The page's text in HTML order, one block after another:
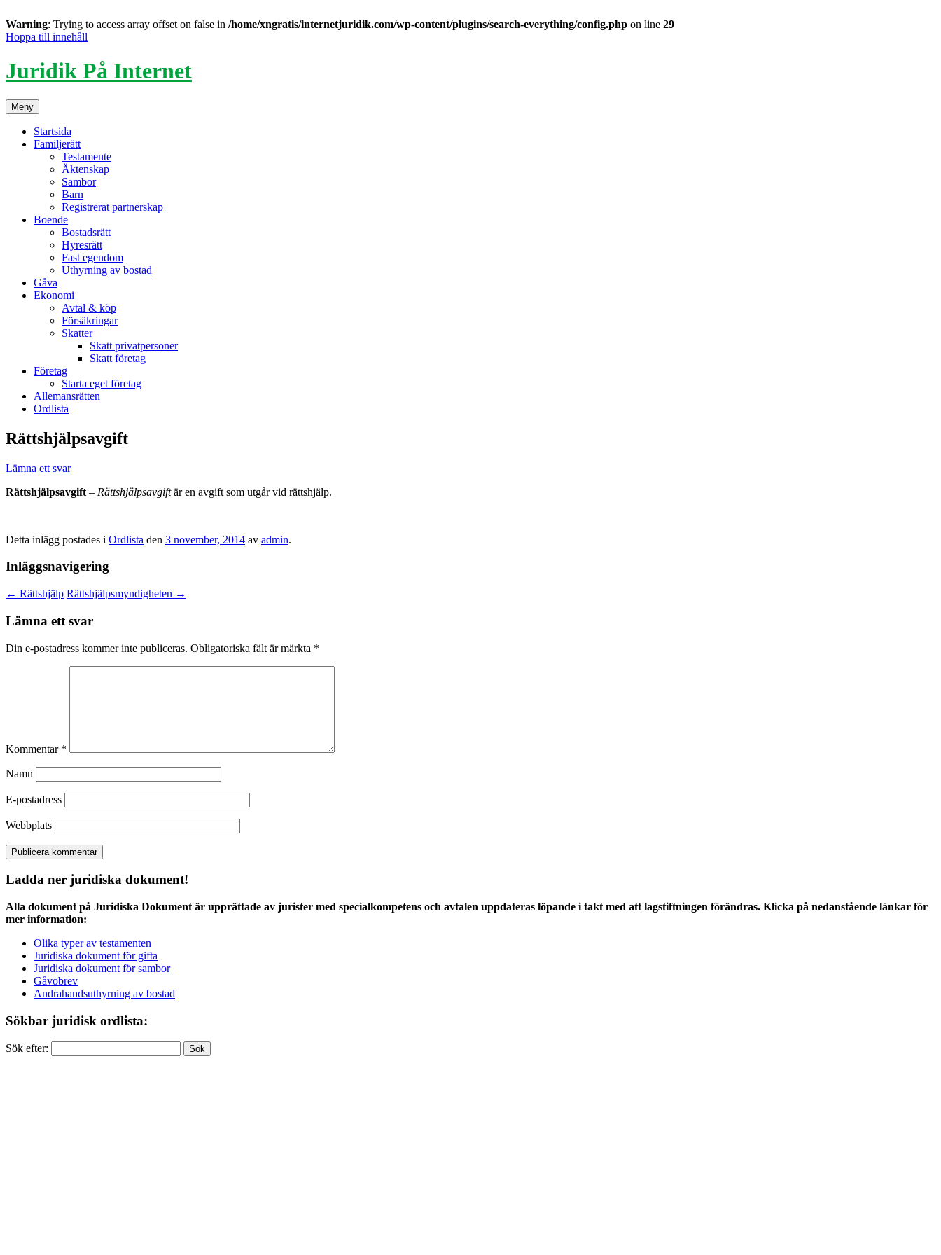
Warning: Trying to access array offset on false in /home/xngratis/internetjuridik.com/wp-content/plugins/search-everything/config.php on line 29
Hoppa till innehåll
Juridik På Internet
Meny
Startsida
Familjerätt
Testamente
Äktenskap
Sambor
Barn
Registrerat partnerskap
Boende
Bostadsrätt
Hyresrätt
Fast egendom
Uthyrning av bostad
Gåva
Ekonomi
Avtal & köp
Försäkringar
Skatter
Skatt privatpersoner
Skatt företag
Företag
Starta eget företag
Allemansrätten
Ordlista
Rättshjälpsavgift
Lämna ett svar
Rättshjälpsavgift – Rättshjälpsavgiftär en avgift som utgår vid rättshjälp.
Detta inlägg postades i Ordlista den 3 november, 2014 av admin.
Inläggsnavigering
← Rättshjälp Rättshjälpsmyndigheten →
Lämna ett svar
Din e-postadress kommer inte publiceras. Obligatoriska fält är märkta *
Kommentar *
Namn
E-postadress
Webbplats
Ladda ner juridiska dokument!
Alla dokument på Juridiska Dokument är upprättade av jurister med specialkompetens och avtalen uppdateras löpande i takt med att lagstiftningen förändras. Klicka på nedanstående länkar för
mer information:
Olika typer av testamenten
Juridiska dokument för gifta
Juridiska dokument för sambor
Gåvobrev
Andrahandsuthyrning av bostad
Sökbar juridisk ordlista:
Sök efter: